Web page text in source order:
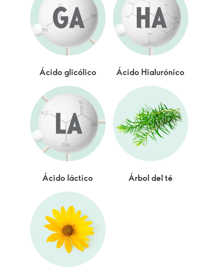
Ácido glicólico Ácido Hialurónico
Ácido láctico Árbol del té